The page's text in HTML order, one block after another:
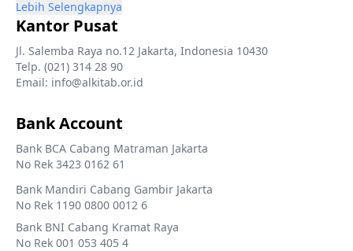
Lebih Selengkapnya
Kantor Pusat
Jl. Salemba Raya no.12 Jakarta, Indonesia 10430
Telp. (021) 314 28 90
Email: info@alkitab.or.id
Bank Account
Bank BCA Cabang Matraman Jakarta
No Rek 3423 0162 61
Bank Mandiri Cabang Gambir Jakarta
No Rek 1190 0800 0012 6
Bank BNI Cabang Kramat Raya
No Rek 001 053 405 4